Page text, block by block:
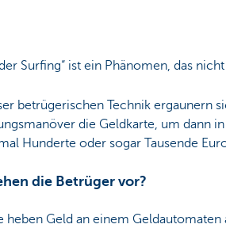
Surfing“ ist ein Phänomen, das
betrügerischen Technik ergaunern
die Geldkarte, um dann
Hunderte oder sogar Tausende
die Betrüger vor?
heben Geld an einem